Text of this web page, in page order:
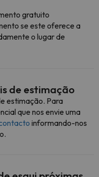
gratuito
se este oferece a
o lugar de
de estimação
estimação. Para
que nos envie uma
informando-nos